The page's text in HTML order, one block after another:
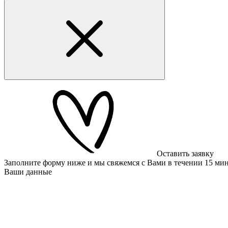
Оставить заявку
Заполните форму ниже и мы свяжемся с Вами в течении 15
Ваши данные